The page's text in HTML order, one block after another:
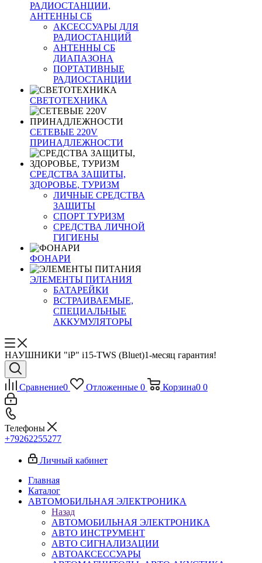
РАДИОСТАНЦИИ,
АНТЕННЫ CБ
АКСЕССУАРЫ ДЛЯ
РАДИОСТАНЦИЙ
АНТЕННЫ CБ
ДИАПАЗОНА
ПОРТАТИВНЫЕ
РАДИОСТАНЦИИ
СВЕТОТЕХНИКА
СЕТЕВЫЕ 220V
ПРИНАДЛЕЖНОСТИ
СРЕДСТВА ЗАЩИТЫ,
ЗДОРОВЬЕ, ТУРИЗМ
ЛИЧНЫЕ СРЕДСТВА
ЗАЩИТЫ
СПОРТ ТУРИЗМ
СРЕДСТВА ЛИЧНОЙ
ГИГИЕНЫ
ФОНАРИ
ЭЛЕМЕНТЫ ПИТАНИЯ
БАТАРЕЙКИ
ВСТРАИВАЕМЫЕ,
СПЕЦИАЛЬНЫЕ
АККУМУЛЯТОРЫ
НАУШНИКИ "iP" i15-TWS (Bluet)1-месяц гарантия!
Сравнение0 Отложенные 0 Корзина0 0
Телефоны
+79262255277
Личный кабинет
Главная
Каталог
АВТОМОБИЛЬНАЯ ЭЛЕКТРОНИКА
Назад
АВТОМОБИЛЬНАЯ ЭЛЕКТРОНИКА
АВТО ИНСТРУМЕНТ
АВТО СИГНАЛИЗАЦИИ
АВТОАКСЕССУАРЫ